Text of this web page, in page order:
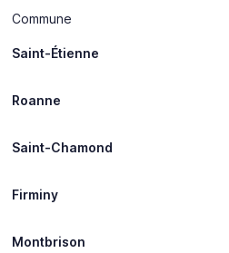
Commune
Saint-Étienne
Roanne
Saint-Chamond
Firminy
Montbrison